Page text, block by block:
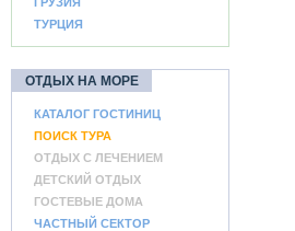
ТУРЦИЯ
ОТДЫХ НА МОРЕ
КАТАЛОГ ГОСТИНИЦ
ПОИСК ТУРА
ОТДЫХ С ЛЕЧЕНИЕМ
ДЕТСКИЙ ОТДЫХ
ГОСТЕВЫЕ ДОМА
ЧАСТНЫЙ СЕКТОР